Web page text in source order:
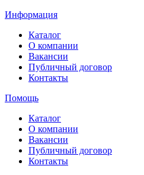
Информация
Каталог
О компании
Вакансии
Публичный договор
Контакты
Помощь
Каталог
О компании
Вакансии
Публичный договор
Контакты